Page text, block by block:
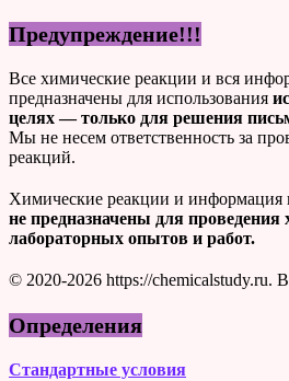
Предупреждение!!!
Все химические реакции и вся
предназначены для использования
целях — только для решения
Мы не несем ответственность за
реакций.
Химические реакции и информация
не предназначены для проведения
лабораторных опытов и работ.
© 2020-2026 https://chemicalstudy.ru.
Определения
Стандартные условия